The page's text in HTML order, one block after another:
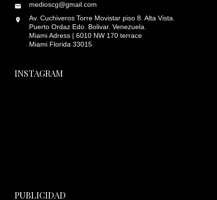
medioscg@gmail.com
Av. Cuchiveros Torre Movistar piso 8. Alta Vista.
Puerto Ordaz Edo. Bolivar. Venezuela.
Miami Adress | 6010 NW 170 terrace
Miami Florida 33015
INSTAGRAM
PUBLICIDAD